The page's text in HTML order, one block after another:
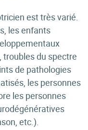
est très varié.
les enfants
troubles du spectre
de pathologies
les personnes
les personnes
etc.).